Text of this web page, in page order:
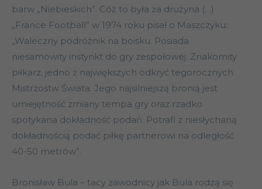
barw „Niebieskich”. Cóż to była za drużyna (…)
„France Football” w 1974 roku pisał o Maszczyku:
„Waleczny podróżnik na boisku. Posiada
niesamowity instynkt do gry zespołowej. Znakomity
piłkarz, jedno z największych odkryć tegorocznych
Mistrzostw Świata. Jego najsilniejszą bronią jest
umiejętność zmiany tempa gry oraz rzadko
spotykana dokładność podań. Potrafi z niesłychaną
dokładnością podać piłkę partnerowi na odległość
40-50 metrów”.
Bronisław Bula – tacy zawodnicy jak Bula rodzą się